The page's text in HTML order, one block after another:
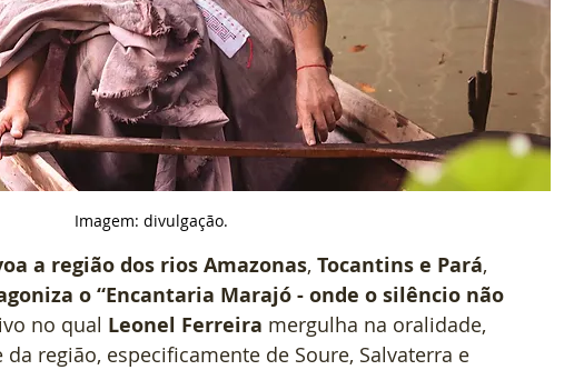
Imagem: divulgação.
a região dos rios Amazonas, Tocantins e Pará,
o “Encantaria Marajó - onde o silêncio não
no qual Leonel Ferreira mergulha na oralidade,
região, especificamente de Soure, Salvaterra e